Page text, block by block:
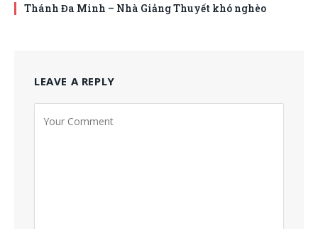
Thánh Đa Minh – Nhà Giảng Thuyết khó nghèo
LEAVE A REPLY